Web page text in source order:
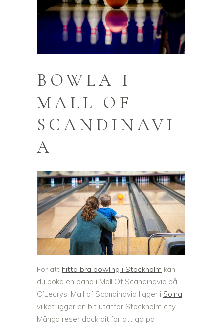
BOWLA I
MALL OF
SCANDINAVI
A
För att hitta bra bowling i Stockholm kan
du boka en bana i Mall Of Scandinavia på
O’Learys. Mall of Scandinavia ligger i Solna,
vilket ligger en bit utanför Stockholm city.
Många reser dock dit för att gå på